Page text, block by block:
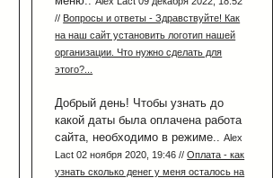
// Вопросы и ответы - Здравствуйте! Как
на наш сайт установить логотип нашей
организации. Что нужно сделать для
этого?...
Добрый день! Чтобы узнать до
какой даты была оплачена работа
сайта, необходимо в режиме..Alex
Lact 02 ноября 2020, 19:46 //Оплата - как
узнать сколько денег у меня осталось на